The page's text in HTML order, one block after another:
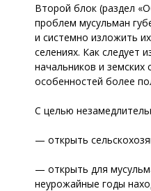
Второй блок (раздел
проблем мусульман
и системно изложить
селениях. Как следует
начальников и
особенностей более
С целью
— открыть
— открыть для
неурожайные годы